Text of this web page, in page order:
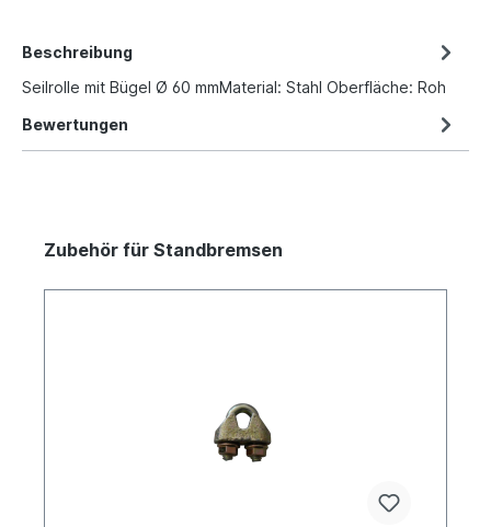
Beschreibung
Seilrolle mit Bügel Ø 60 mmMaterial: Stahl Oberfläche: Roh
Bewertungen
Zubehör für Standbremsen